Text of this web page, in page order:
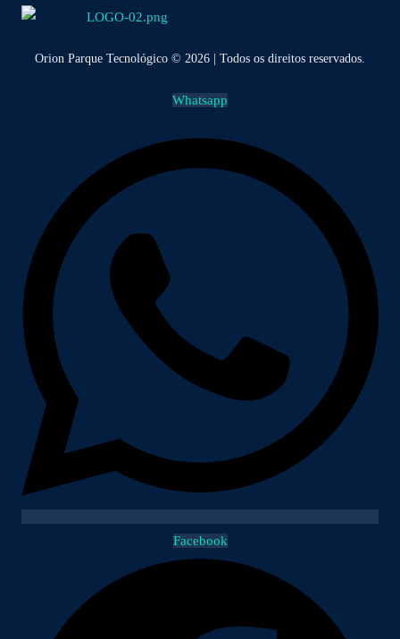
Orion Parque Tecnológico © 2026 | Todos os direitos reservados.
Whatsapp
Facebook